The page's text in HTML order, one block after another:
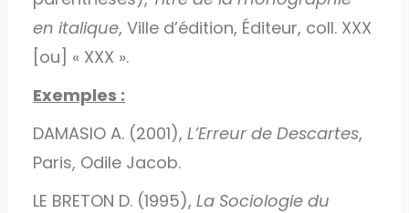
en italique, Ville d’édition, Éditeur, coll. XXX
[ou] « XXX ».
Exemples :
DAMASIO A. (2001),L’Erreur de Descartes,
Paris, Odile Jacob.
LE BRETON D. (1995),La Sociologie du